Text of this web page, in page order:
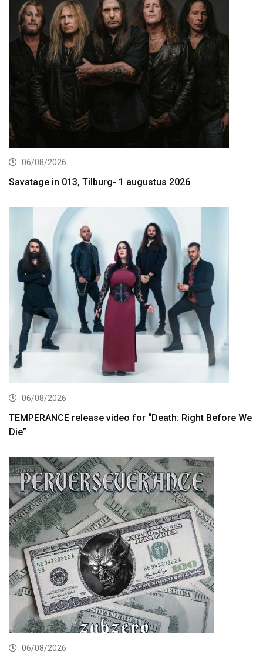
06/08/2026
Savatage in 013, Tilburg- 1 augustus 2026
06/08/2026
TEMPERANCE release video for “Death: Right Before We
Die”
06/08/2026